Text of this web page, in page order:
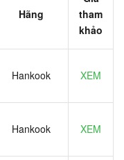
Hãng
tham
khảo
Hankook XEM
Hankook XEM